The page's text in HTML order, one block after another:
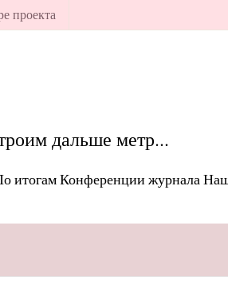
проекта
дальше метр...
итогам Конференции журнала